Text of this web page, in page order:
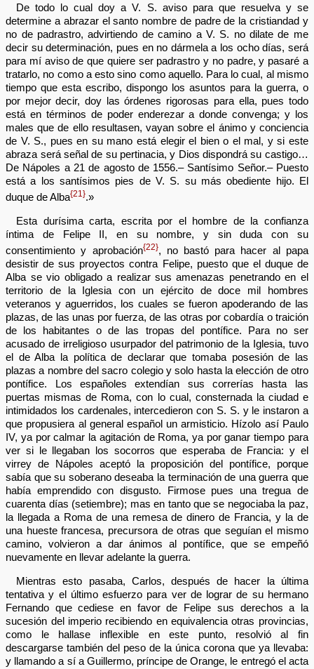
De todo lo cual doy a V. S. aviso para que resuelva y se
determine a abrazar el santo nombre de padre de la cristiandad y
no de padrastro, advirtiendo de camino a V. S. no dilate de me
decir su determinación, pues en no dármela a los ocho días, será
para mí aviso de que quiere ser padrastro y no padre, y pasaré a
tratarlo, no como a esto sino como aquello. Para lo cual, al mismo
tiempo que esta escribo, dispongo los asuntos para la guerra, o
por mejor decir, doy las órdenes rigorosas para ella, pues todo
está en términos de poder enderezar a donde convenga; y los
males que de ello resultasen, vayan sobre el ánimo y conciencia
de V. S., pues en su mano está elegir el bien o el mal, y si este
abraza será señal de su pertinacia, y Dios dispondrá su castigo…
De Nápoles a 21 de agosto de 1556.– Santísimo Señor.– Puesto
está a los santísimos pies de V. S. su más obediente hijo. El
duque de Alba{21}.»
Esta durísima carta, escrita por el hombre de la confianza
íntima de Felipe II, en su nombre, y sin duda con su
consentimiento y aprobación{22}, no bastó para hacer al papa
desistir de sus proyectos contra Felipe, puesto que el duque de
Alba se vio obligado a realizar sus amenazas penetrando en el
territorio de la Iglesia con un ejército de doce mil hombres
veteranos y aguerridos, los cuales se fueron apoderando de las
plazas, de las unas por fuerza, de las otras por cobardía o traición
de los habitantes o de las tropas del pontífice. Para no ser
acusado de irreligioso usurpador del patrimonio de la Iglesia, tuvo
el de Alba la política de declarar que tomaba posesión de las
plazas a nombre del sacro colegio y solo hasta la elección de otro
pontífice. Los españoles extendían sus correrías hasta las
puertas mismas de Roma, con lo cual, consternada la ciudad e
intimidados los cardenales, intercedieron con S. S. y le instaron a
que propusiera al general español un armisticio. Hízolo así Paulo
IV, ya por calmar la agitación de Roma, ya por ganar tiempo para
ver si le llegaban los socorros que esperaba de Francia: y el
virrey de Nápoles aceptó la proposición del pontífice, porque
sabía que su soberano deseaba la terminación de una guerra que
había emprendido con disgusto. Firmose pues una tregua de
cuarenta días (setiembre); mas en tanto que se negociaba la paz,
la llegada a Roma de una remesa de dinero de Francia, y la de
una hueste francesa, precursora de otras que seguían el mismo
camino, volvieron a dar ánimos al pontífice, que se empeñó
nuevamente en llevar adelante la guerra.
Mientras esto pasaba, Carlos, después de hacer la última
tentativa y el último esfuerzo para ver de lograr de su hermano
Fernando que cediese en favor de Felipe sus derechos a la
sucesión del imperio recibiendo en equivalencia otras provincias,
como le hallase inflexible en este punto, resolvió al fin
descargarse también del peso de la única corona que ya llevaba:
y llamando a sí a Guillermo, príncipe de Orange, le entregó el acta